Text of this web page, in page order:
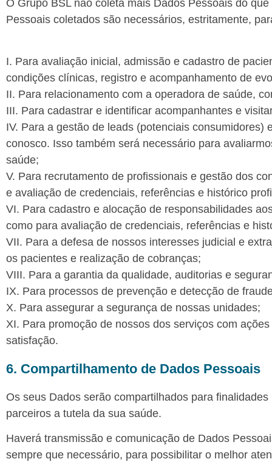
O Grupo BSL não coleta mais Dados Pessoais do
Pessoais coletados são necessários, estritamente,
I. Para avaliação inicial, admissão e cadastro de
condições clínicas, registro e acompanhamento de
II. Para relacionamento com a operadora de saúde,
III. Para cadastrar e identificar acompanhantes e
IV. Para a gestão de leads (potenciais
conosco. Isso também será necessário para
saúde;
V. Para recrutamento de profissionais e gestão dos
e avaliação de credenciais, referências e histórico
VI. Para cadastro e alocação de responsabilidades
como para avaliação de credenciais, referências e
VII. Para a defesa de nossos interesses judicial e
os pacientes e realização de cobranças;
VIII. Para a garantia da qualidade, auditorias e
IX. Para processos de prevenção e detecção de
X. Para assegurar a segurança de nossas unidades;
XI. Para promoção de nossos dos serviços com
satisfação.
6. Compartilhamento de Dados Pessoais
Os seus Dados serão compartilhados para
parceiros a tutela da sua saúde.
Haverá transmissão e comunicação de Dados
sempre que necessário, para possibilitar o melhor